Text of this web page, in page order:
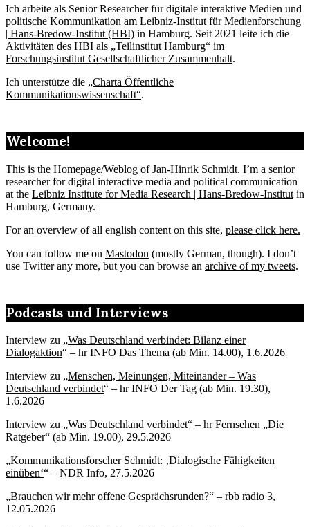
Ich arbeite als Senior Researcher für digitale interaktive Medien und
politische Kommunikation am Leibniz-Institut für Medienforschung
| Hans-Bredow-Institut (HBI) in Hamburg. Seit 2021 leite ich die
Aktivitäten des HBI als „Teilinstitut Hamburg“ im
Forschungsinstitut Gesellschaftlicher Zusammenhalt.
Ich unterstütze die „Charta Öffentliche
Kommunikationswissenschaft“.
Welcome!
This is the Homepage/Weblog of Jan-Hinrik Schmidt. I’m a senior
researcher for digital interactive media and political communication
at the Leibniz Institute for Media Research | Hans-Bredow-Institut in
Hamburg, Germany.
For an overview of all english content on this site, please click here.
You can follow me on Mastodon (mostly German, though). I don’t
use Twitter any more, but you can browse an archive of my tweets.
Podcasts und Interviews
Interview zu „Was Deutschland verbindet: Bilanz einer
Dialogaktion“ – hr INFO Das Thema (ab Min. 14.00), 1.6.2026
Interview zu „Menschen, Meinungen, Miteinander – Was
Deutschland verbindet“ – hr INFO Der Tag (ab Min. 19.30),
1.6.2026
Interview zu „Was Deutschland verbindet“ – hr Fernsehen „Die
Ratgeber“ (ab Min. 19.00), 29.5.2026
„Kommunikationsforscher Schmidt: ‚Dialogische Fähigkeiten
einüben‘“ – NDR Info, 27.5.2026
„Brauchen wir mehr offene Gesprächsrunden?“ – rbb radio 3,
12.05.2026